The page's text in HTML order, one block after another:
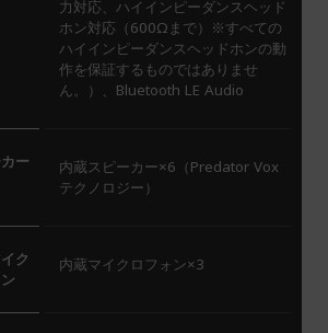
力対応、ハイインピーダンスヘッド
ホン対応（600Ωまで）※すべての
ハイインピーダンスヘッドホンの動
作を保証するものではありませ
ん。）、Bluetooth LE Audio
ー
内蔵スピーカー×6（Predator Vox
テクノロジー）
ク
内蔵マイクロフォン×3